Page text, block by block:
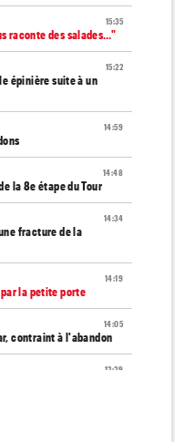
15:35
raconte des salades…"
15:22
épinière suite à un
14:59
14:48
la 8e étape du Tour
14:34
fracture de la
14:19
la petite porte
14:05
contraint à l'abandon
13:29
cru en elle"